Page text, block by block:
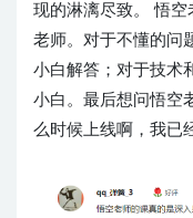
现的淋漓尽致。 悟
老师。对于不懂的问
小白解答；对于技术
小白。最后想问悟空
么时候上线啊，我已